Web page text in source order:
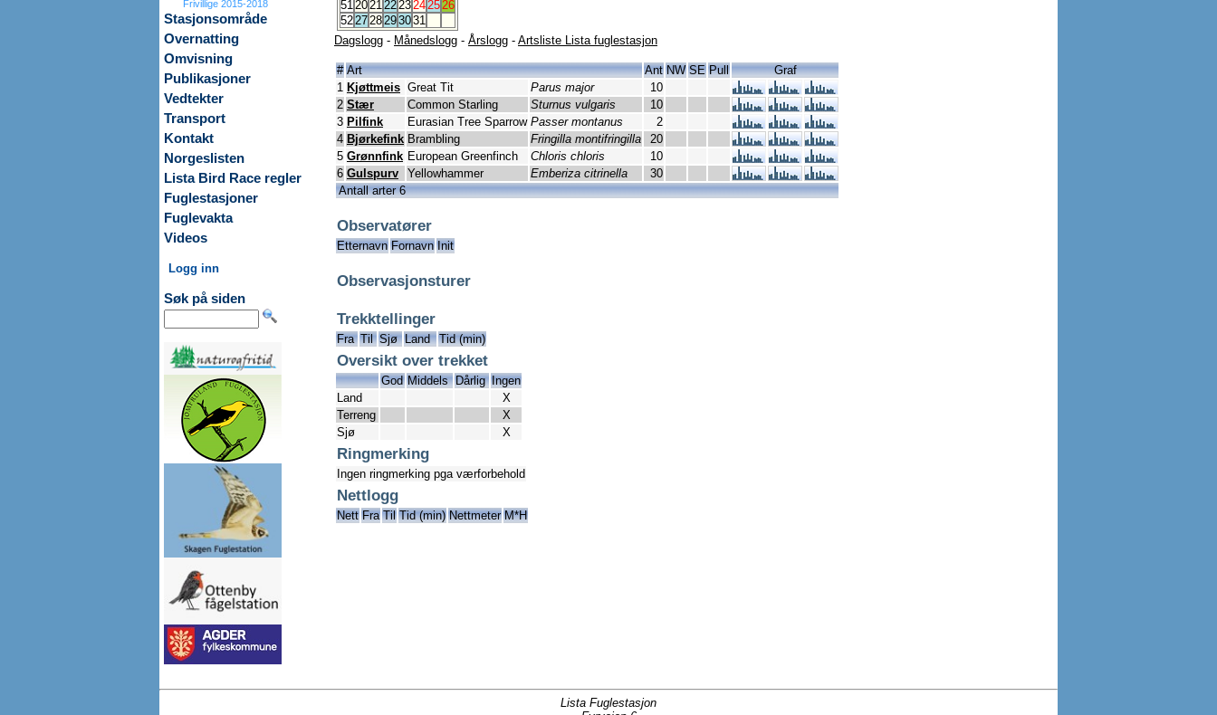
Frivillige 2015-2018
Stasjonsområde
Overnatting
Omvisning
Publikasjoner
Vedtekter
Transport
Kontakt
Norgeslisten
Lista Bird Race regler
Fuglestasjoner
Fuglevakta
Videos
Logg inn
Søk på siden
5120212223242526
522728293031
Dagslogg - Månedslogg - Årslogg - Artsliste Lista fuglestasjon
# Art Ant NW SE Pull
Graf
1 Kjøttmeis Great Tit Parus major
10
2 Stær Common Starling Sturnus vulgaris
10
3 Pilfink Eurasian Tree Sparrow Passer montanus
2
4 Bjørkefink Brambling Fringilla montifringilla
20
5 Grønnfink European Greenfinch Chloris chloris
10
6 Gulspurv Yellowhammer Emberiza citrinella
30
Antall arter 6
Observatører
Etternavn Fornavn Init
Observasjonsturer
Trekktellinger
Fra Til Sjø Land Tid (min)
Oversikt over trekket
God Middels Dårlig Ingen
Land
X
Terreng
X
Sjø
X
Ringmerking
Ingen ringmerking pga værforbehold
Nettlogg
Nett Fra Til Tid (min) Nettmeter M*H
Lista Fuglestasjon